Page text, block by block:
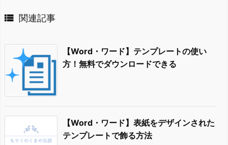
 関連記事
【Word・ワード】テンプレートの使い
方！無料でダウンロードできる
【Word・ワード】表紙をデザインされた
テンプレートで飾る方法